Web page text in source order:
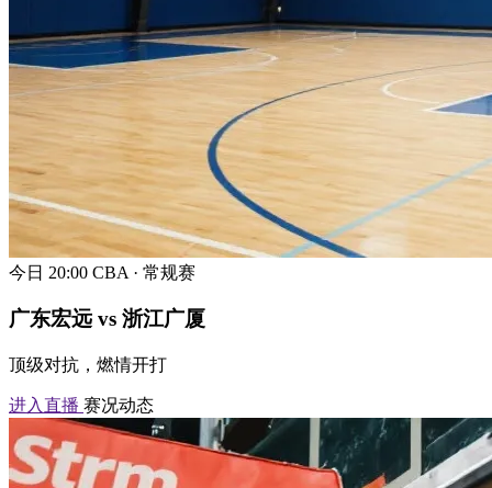
今日 20:00 CBA · 常规赛
广东宏远 vs 浙江广厦
顶级对抗，燃情开打
进入直播 赛况动态